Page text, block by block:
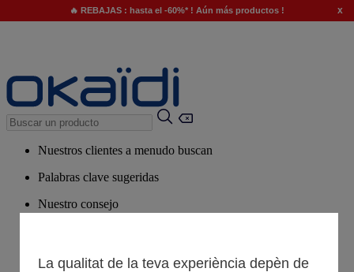
🔥 REBAJAS : hasta el -60%* ! Aún más productos ! x
Nuestros clientes a menudo buscan
Palabras clave sugeridas
Nuestro consejo
La qualitat de la teva experiència depèn de